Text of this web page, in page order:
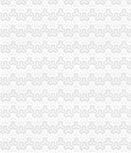
企业的《中华共和国海
中华共和国海关进出口